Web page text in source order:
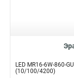
LED MR16-6W-860-
(10/100/4200)